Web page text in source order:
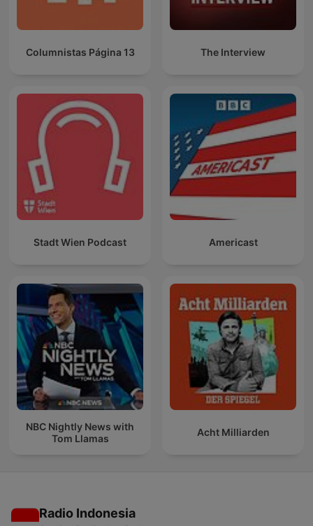
Columnistas Página 13 The Interview
Stadt Wien Podcast Americast
NBC Nightly News with
Tom Llamas
Acht Milliarden
Radio Indonesia